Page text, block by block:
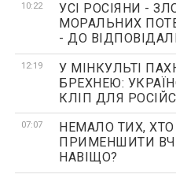
10:22
УСІ РОСІЯНИ -
МОРАЛЬНИХ
- ДО
12:19
У МІНКУЛЬТІ
БРЕХНЕЮ:
КЛІП ДЛЯ
07:07
НЕМАЛО ТИХ,
ПРИМЕНШИТИ
НАВІЩО?